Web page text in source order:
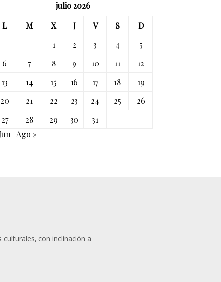
julio 2026
L
M X J V S
D
1
2 3 4
5
6
7 8 9 10 11
12
13
14 15 16 17 18
19
20
21 22 23 24 25
26
27
28 29 30
31
Ago »
con inclinación a